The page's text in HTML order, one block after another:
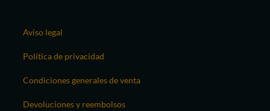
Aviso legal
Política de privacidad
Condiciones generales de venta
Devoluciones y reembolsos